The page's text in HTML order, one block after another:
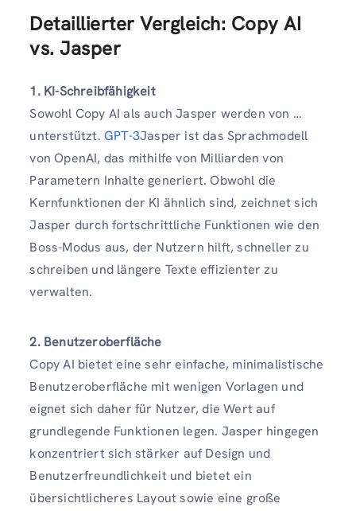
Detaillierter Vergleich: Copy AI
vs. Jasper
1. KI-Schreibfähigkeit
Sowohl Copy AI als auch Jasper werden von …
unterstützt. GPT-3Jasper ist das Sprachmodell
von OpenAI, das mithilfe von Milliarden von
Parametern Inhalte generiert. Obwohl die
Kernfunktionen der KI ähnlich sind, zeichnet sich
Jasper durch fortschrittliche Funktionen wie den
Boss-Modus aus, der Nutzern hilft, schneller zu
schreiben und längere Texte effizienter zu
verwalten.
2. Benutzeroberfläche
Copy AI bietet eine sehr einfache, minimalistische
Benutzeroberfläche mit wenigen Vorlagen und
eignet sich daher für Nutzer, die Wert auf
grundlegende Funktionen legen. Jasper hingegen
konzentriert sich stärker auf Design und
Benutzerfreundlichkeit und bietet ein
übersichtlicheres Layout sowie eine große